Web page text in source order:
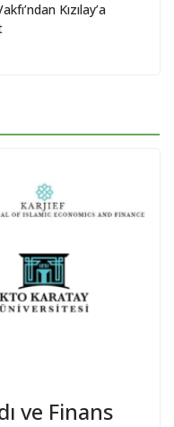
Kızılay’a
ve Finans